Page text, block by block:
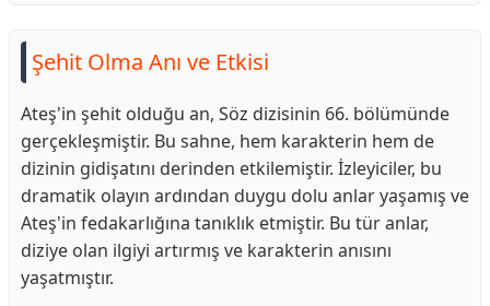
Şehit Olma Anı ve Etkisi
Ateş'in şehit olduğu an, Söz dizisinin 66. bölümünde
gerçekleşmiştir. Bu sahne, hem karakterin hem de
dizinin gidişatını derinden etkilemiştir. İzleyiciler, bu
dramatik olayın ardından duygu dolu anlar yaşamış ve
Ateş'in fedakarlığına tanıklık etmiştir. Bu tür anlar,
diziye olan ilgiyi artırmış ve karakterin anısını
yaşatmıştır.